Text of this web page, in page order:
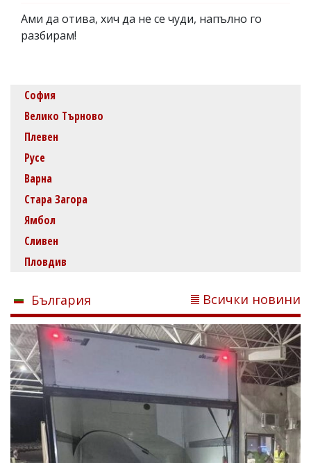
Ами да отива, хич да не се чуди, напълно го
разбирам!
София
Велико Търново
Плевен
Русе
Варна
Стара Загора
Ямбол
Сливен
Пловдив
България Всички новини